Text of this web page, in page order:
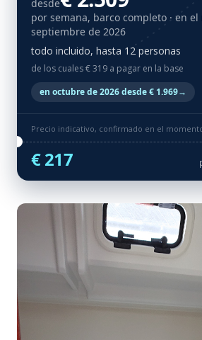
desde
por semana, barco completo · en
septiembre de 2026
todo incluido, hasta 12 personas
de los cuales € 319 a pagar en la base
en octubre de 2026 desde € 1.969→
Precio indicativo, confirmado en el
€ 217